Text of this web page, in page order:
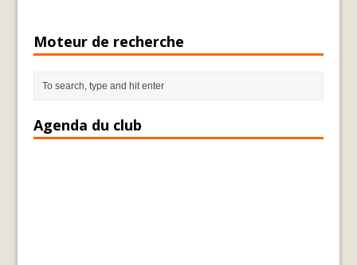
Moteur de recherche
Agenda du club